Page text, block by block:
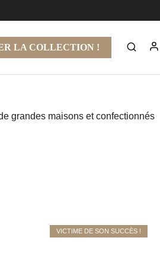
LA COLLECTION !
grandes maisons et confectionnés
VICTIME DE SON SUCCÈS !